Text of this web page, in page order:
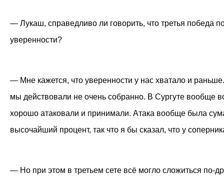
— Лукаш, справедливо ли говорить, что третья победа
уверенности?
— Мне кажется, что уверенности у нас хватало и
мы действовали не очень собранно. В Сургуте вообще
хорошо атаковали и принимали. Атака вообще была
высочайший процент, так что я бы сказал, что у
— Но при этом в третьем сете всё могло сложиться по-